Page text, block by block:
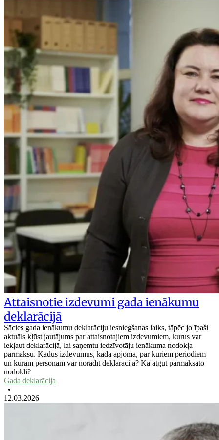
Attaisnotie izdevumi gada ienākumu
deklarācijā
Sācies gada ienākumu deklarāciju iesniegšanas laiks, tāpēc jo īpaši
aktuāls kļūst jautājums par attaisnotajiem izdevumiem, kurus var
iekļaut deklarācijā, lai saņemtu iedzīvotāju ienākuma nodokļa
pārmaksu. Kādus izdevumus, kādā apjomā, par kuriem periodiem
un kurām personām var norādīt deklarācijā? Kā atgūt pārmaksāto
nodokli?
Gada deklarācija
•
12.03.2026